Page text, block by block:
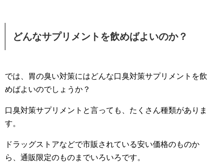
どんなサプリメントを飲めばよいのか？
では、胃の臭い対策にはどんな口臭対策サプリメントを飲
めばよいのでしょうか？
口臭対策サプリメントと言っても、たくさん種類がありま
す。
ドラッグストアなどで市販されている安い価格のものか
ら、通販限定のものまでいろいろです。